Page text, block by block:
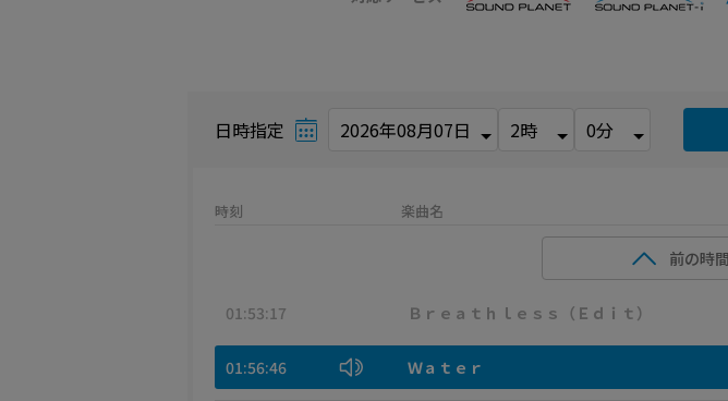
日時指定
時刻 楽曲名
前の時
01:53:17 Ｂｒｅａｔｈｌｅｓｓ（Ｅｄｉｔ）
01:56:46 Ｗａｔｅｒ